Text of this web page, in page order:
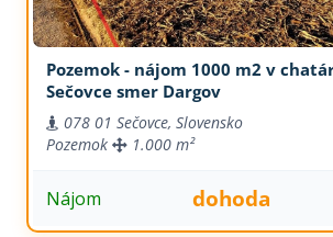
Pozemok - nájom 1000 m2 v
Sečovce smer Dargov
078 01 Sečovce, Slovensko
Pozemok
1.000 m²
Nájom dohoda